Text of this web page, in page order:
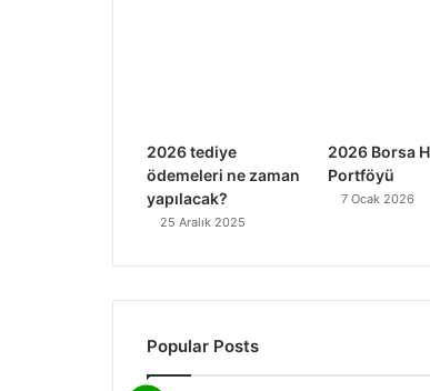
2026 tediye
ödemeleri ne zaman
yapılacak?
25 Aralık 2025
2026 Borsa
Portföyü
7 Ocak 2026
Popular Posts